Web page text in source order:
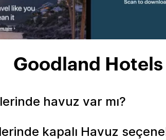
Goodland Hotels
havuz var mı?
kapalı Havuz